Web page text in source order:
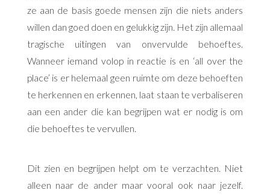
ze aan de basis goede mensen zijn die niets anders
willen dan goed doen en gelukkig zijn. Het zijn allemaal
tragische uitingen van onvervulde behoeftes.
Wanneer iemand volop in reactie is en ‘all over the
place’ is er helemaal geen ruimte om deze behoeften
te herkennen en erkennen, laat staan te verbaliseren
aan een ander die kan begrijpen wat er nodig is om
die behoeftes te vervullen.
Dit zien en begrijpen helpt om te verzachten. Niet
alleen naar de ander maar vooral ook naar jezelf.